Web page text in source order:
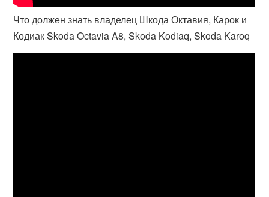
Что должен знать владелец Шкода Октавия, Карок и
Кодиак Skoda Octavia A8, Skoda Kodiaq, Skoda Karoq